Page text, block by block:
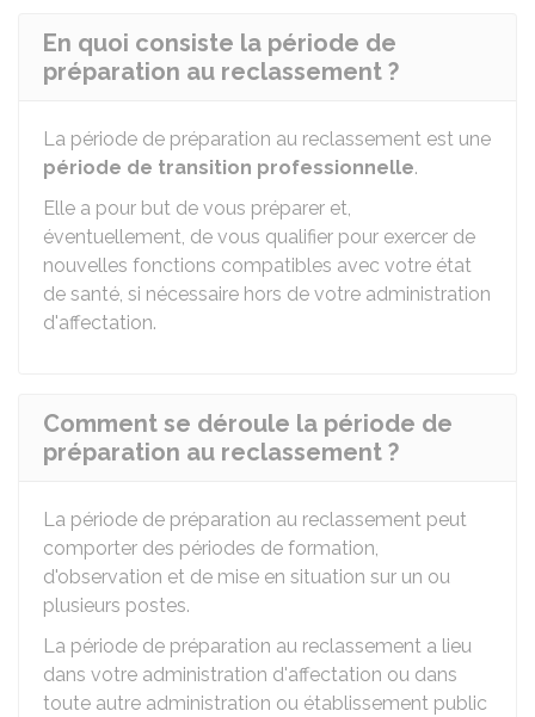
En quoi consiste la période de
préparation au reclassement ?
La période de préparation au reclassement est une
période de transition professionnelle.
Elle a pour but de vous préparer et,
éventuellement, de vous qualifier pour exercer de
nouvelles fonctions compatibles avec votre état
de santé, si nécessaire hors de votre administration
d'affectation.
Comment se déroule la période de
préparation au reclassement ?
La période de préparation au reclassement peut
comporter des périodes de formation,
d'observation et de mise en situation sur un ou
plusieurs postes.
La période de préparation au reclassement a lieu
dans votre administration d'affectation ou dans
toute autre administration ou établissement public